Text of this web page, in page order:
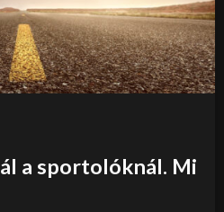
a sportolóknál. Mi